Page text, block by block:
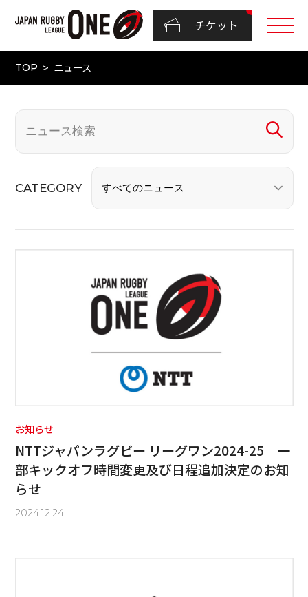
チケット
TOP ニュース
CATEGORY
お知らせ
NTTジャパンラグビー リーグワン2024-25 一
部キックオフ時間変更及び日程追加決定のお知
らせ
2024.12.24